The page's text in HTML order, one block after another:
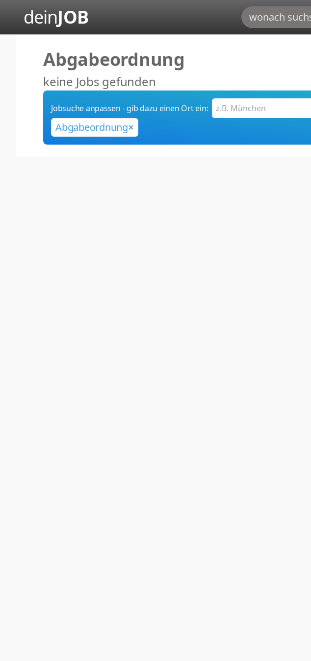
deinJOB
Abgabeordnung
keine Jobs gefunden
Jobsuche anpassen - gib dazu einen Ort ein:
Abgabeordnung